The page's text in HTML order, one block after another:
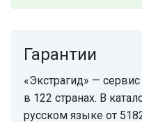
Гарантии
«Экстрагид» —
в 122 странах. В
русском языке от